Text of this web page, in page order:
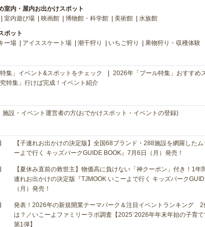
室内・屋内お出かけスポット
室内遊び場 映画館 博物館・科学館 美術館 水族館
ポット
ー場 アイススケート場 潮干狩り いちご狩り 果物狩り・収穫体験
集」イベント&スポットをチェック
2026年「プール特集」おすすめ
特集」行けば完成！イベント紹介
施設・イベント運営者の方(おでかけスポット・イベントの登録)
【子連れお出かけの決定版】全国68ブランド・288施設を網羅した
ーよで行く キッズパークGUIDE BOOK』7月6日（月）発売！
【夏休み直前の救世主】物価高に負けない「神クーポン」付き！1年
連れお出かけの決定版『TJMOOK いこーよで行く キッズパーク
（月）発売！
発表！2026年の新規開業テーマパーク＆注目イベントランキング 2
は？／いこーよファミリーラボ調査【2025⁻2026年年末年始の子育
第1弾】